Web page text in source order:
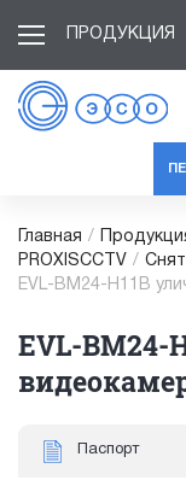
ПРОДУКЦИЯ
Главная /
PROXISCCTV /
EVL-BM24-H11B
EVL-BM24-
Паспорт